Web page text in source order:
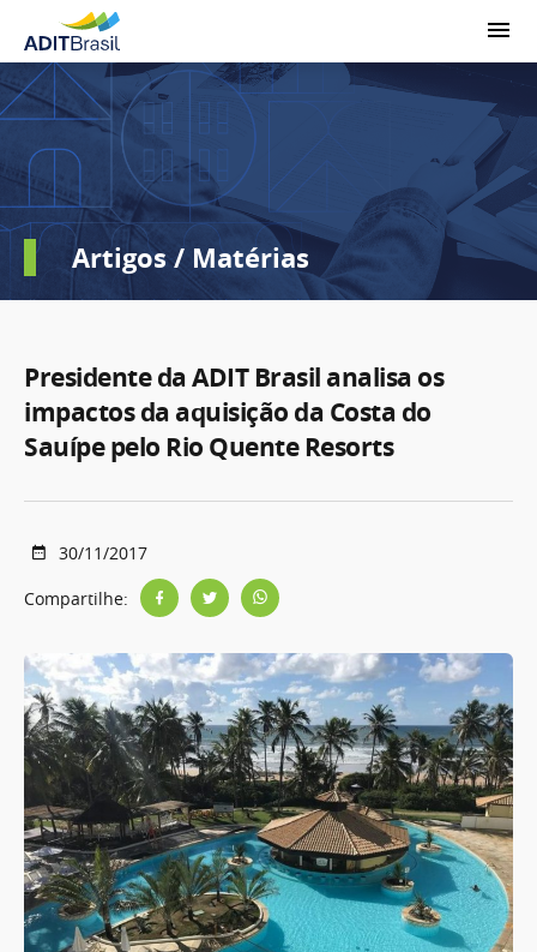
Artigos / Matérias
Presidente da ADIT Brasil analisa os
impactos da aquisição da Costa do
Sauípe pelo Rio Quente Resorts
30/11/2017
Compartilhe: